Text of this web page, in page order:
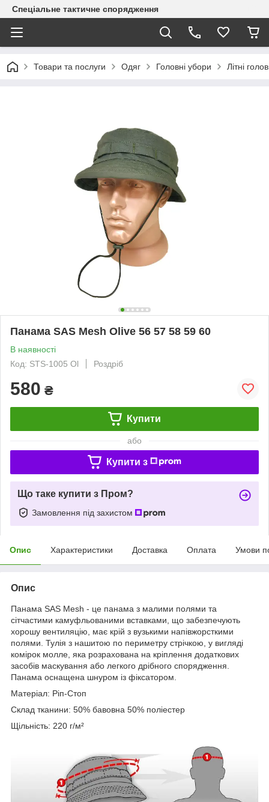
Спеціальне тактичне спорядження
Товари та послуги Одяг Головні убори Літні
Панама SAS Mesh Olive 56 57 58 59 60
В наявності
Код: STS-1005 Ol
Роздріб
580 ₴
Купити
або
Купити з
Що таке купити з Пром?
Замовлення під захистом
Опис Характеристики Доставка Оплата Умови
Опис
Панама SAS Mesh - це панама з малими полями та
сітчастими камуфльованими вставками, що забезпечують
хорошу вентиляцію, має крій з вузькими напівжорсткими
полями. Тулія з нашитою по периметру стрічкою, у вигляді
комірок молле, яка розрахована на кріплення додаткових
засобів маскування або легкого дрібного спорядження.
Панама оснащена шнуром із фіксатором.
Матеріал: Ріп-Стоп
Склад тканини: 50% бавовна 50% поліестер
Щільність: 220 г/м²